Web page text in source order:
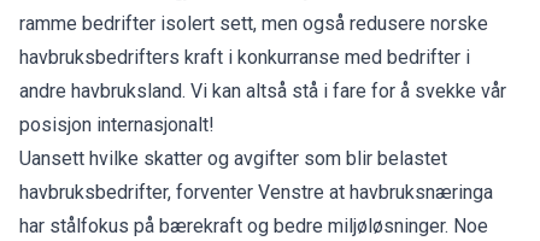
ramme bedrifter isolert sett, men også redusere norske
havbruksbedrifters kraft i konkurranse med bedrifter i
andre havbruksland. Vi kan altså stå i fare for å svekke vår
posisjon internasjonalt!
Uansett hvilke skatter og avgifter som blir belastet
havbruksbedrifter, forventer Venstre at havbruksnæringa
har stålfokus på bærekraft og bedre miljøløsninger. Noe